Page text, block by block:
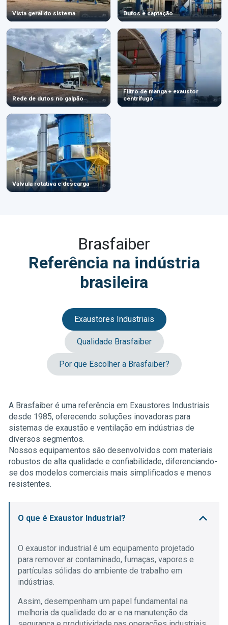
Vista geral do sistema Dutos e captação
Rede de dutos no galpão
Filtro de manga + exaustor
centrífugo
Válvula rotativa e descarga
Brasfaiber
Referência na indústria
brasileira
Exaustores Industriais
Qualidade Brasfaiber
Por que Escolher a Brasfaiber?
A Brasfaiber é uma referência em Exaustores Industriais
desde 1985, oferecendo soluções inovadoras para
sistemas de exaustão e ventilação em indústrias de
diversos segmentos.
Nossos equipamentos são desenvolvidos com materiais
robustos de alta qualidade e confiabilidade, diferenciando-
se dos modelos comerciais mais simplificados e menos
resistentes.
O que é Exaustor Industrial?
O exaustor industrial é um equipamento projetado
para remover ar contaminado, fumaças, vapores e
partículas sólidas do ambiente de trabalho em
indústrias.
Assim, desempenham um papel fundamental na
melhoria da qualidade do ar e na manutenção da